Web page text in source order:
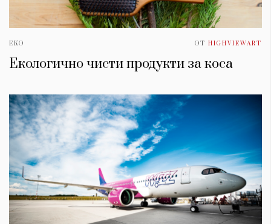
ЕКО ОТ HIGHVIEWART
Екологично чисти продукти за коса